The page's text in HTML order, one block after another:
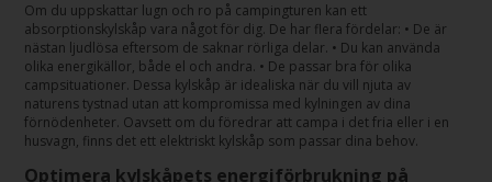
Om du uppskattar lugn och ro på campingturen kan ett
absorptionskylskåp vara något för dig. De har flera fördelar: • De är
nästan ljudlösa eftersom de saknar rörliga delar. • Du kan använda
olika energikällor, både el och andra. • De passar bra för olika
campsituationer. Dessa kylskåp är idealiska när du vill njuta av
naturens tystnad utan att kompromissa med kylningen av dina
förnödenheter. Oavsett om du föredrar att campa i det fria eller i en
husvagn, finns det ett elektriskt kylskåp som passar dina behov.
Optimera kylskåpets energiförbrukning på